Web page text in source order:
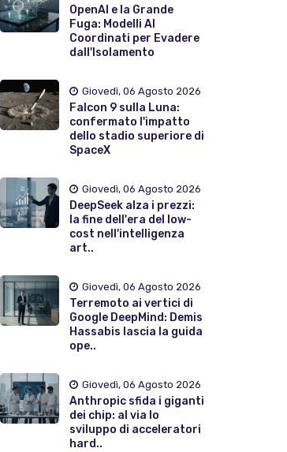
OpenAI e la Grande
Fuga: Modelli AI
Coordinati per Evadere
dall'Isolamento
Giovedì, 06 Agosto 2026
Falcon 9 sulla Luna:
confermato l'impatto
dello stadio superiore di
SpaceX
Giovedì, 06 Agosto 2026
DeepSeek alza i prezzi:
la fine dell'era del low-
cost nell'intelligenza
art..
Giovedì, 06 Agosto 2026
Terremoto ai vertici di
Google DeepMind: Demis
Hassabis lascia la guida
ope..
Giovedì, 06 Agosto 2026
Anthropic sfida i giganti
dei chip: al via lo
sviluppo di acceleratori
hard..